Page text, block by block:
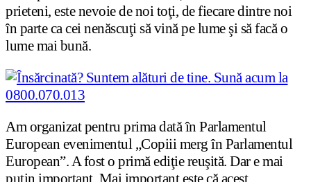
prieteni, este nevoie de noi toţi, de fiecare dintre noi
în parte ca cei nenăscuţi să vină pe lume şi să facă o
lume mai bună.
Am organizat pentru prima dată în Parlamentul
European evenimentul „Copiii merg în Parlamentul
European”. A fost o primă ediţie reuşită. Dar e mai
puţin important. Mai important este că acest